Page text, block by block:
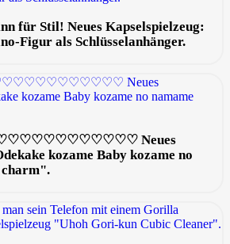
für Stil! Neues Kapselspielzeug:
Figur als Schlüsselanhänger.
Neues
kozame Baby kozame no
charm".